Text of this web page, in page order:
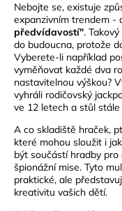
Nebojte se, existuje
expanzivním trendem -
předvídavostí".
do budoucna, protože
Vyberete-li například
vyměňovat každé dva
nastavitelnou výškou?
vyhráli rodičovský
ve 12 letech a stůl stále
A co skladiště hraček,
které mohou sloužit i
být součástí hradby
špionážní mise. Tyto
praktické, ale
kreativitu vašich dětí.